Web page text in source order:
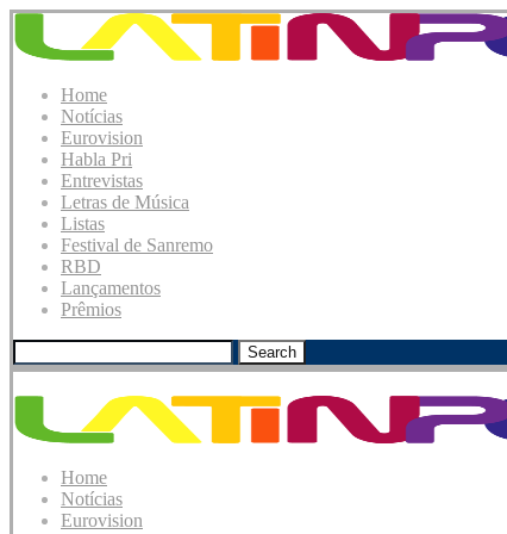
Home
Notícias
Eurovision
Habla Pri
Entrevistas
Letras de Música
Listas
Festival de Sanremo
RBD
Lançamentos
Prêmios
Search
Home
Notícias
Eurovision